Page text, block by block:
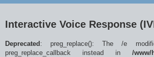
Interactive Voice Response
Deprecated : preg_replace(): The /e
preg_replace_callback instead in /www/